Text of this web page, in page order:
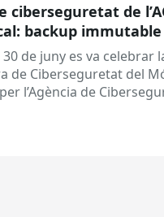
ciberseguretat de
backup
30 de juny es va celebrar
de Ciberseguretat del
l’Agència de